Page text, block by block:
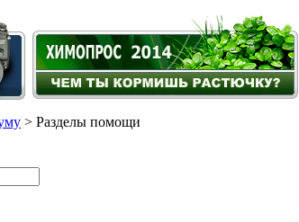
> Разделы помощи